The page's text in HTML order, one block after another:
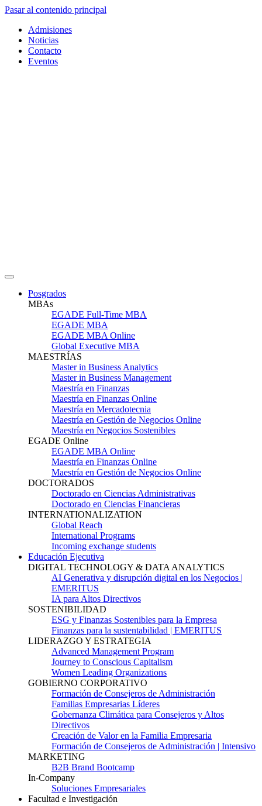
Pasar al contenido principal
Admisiones
Noticias
Contacto
Eventos
Posgrados
MBAs
EGADE Full-Time MBA
EGADE MBA
EGADE MBA Online
Global Executive MBA
MAESTRÍAS
Master in Business Analytics
Master in Business Management
Maestría en Finanzas
Maestría en Finanzas Online
Maestría en Mercadotecnia
Maestría en Gestión de Negocios Online
Maestría en Negocios Sostenibles
EGADE Online
EGADE MBA Online
Maestría en Finanzas Online
Maestría en Gestión de Negocios Online
DOCTORADOS
Doctorado en Ciencias Administrativas
Doctorado en Ciencias Financieras
INTERNATIONALIZATION
Global Reach
International Programs
Incoming exchange students
Educación Ejecutiva
DIGITAL TECHNOLOGY & DATA ANALYTICS
AI Generativa y disrupción digital en los Negocios |
EMERITUS
IA para Altos Directivos
SOSTENIBILIDAD
ESG y Finanzas Sostenibles para la Empresa
Finanzas para la sustentabilidad | EMERITUS
LIDERAZGO Y ESTRATEGIA
Advanced Management Program
Journey to Conscious Capitalism
Women Leading Organizations
GOBIERNO CORPORATIVO
Formación de Consejeros de Administración
Familias Empresarias Líderes
Gobernanza Climática para Consejeros y Altos
Directivos
Creación de Valor en la Familia Empresaria
Formación de Consejeros de Administración | Intensivo
MARKETING
B2B Brand Bootcamp
In-Company
Soluciones Empresariales
Facultad e Investigación